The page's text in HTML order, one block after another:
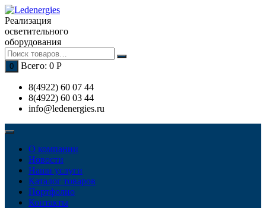
Перейти
к
содержимому
Реализация
осветительного
оборудования
0 Всего: 0 Р
8(4922) 60 07 44
8(4922) 60 03 44
info@ledenergies.ru
О компании
Новости
Наши услуги
Каталог товаров
Портфолио
Контакты